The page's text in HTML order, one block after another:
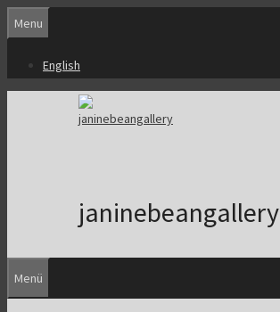
Zum
Inhalt
Menu
English
janinebeangallery
Menü